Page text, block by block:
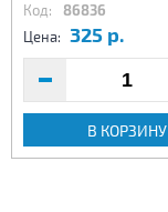
Код: 86836
Цена: 325 р.
В КОРЗИНУ